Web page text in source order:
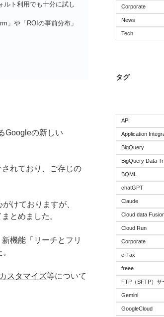
ルト利用でも十分に試し
」や「ROIの事前分布」
Googleの新しい
れており、ご存じの
けておりますが、
とめました。
機能「リーチとフリ
スタマイズ等について
Corporate
News
Tech
タグ
API
Application
BigQuery
BigQuery Data
BQML
chatGPT
Claude
Cloud data
Cloud Run
Corporate
e-Tax
freee
FTP（SFTP）サ
Gemini
GoogleCloud